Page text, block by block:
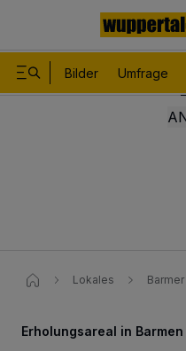
Bilder Umfrage
Lokales
Erholungsareal in Barmen